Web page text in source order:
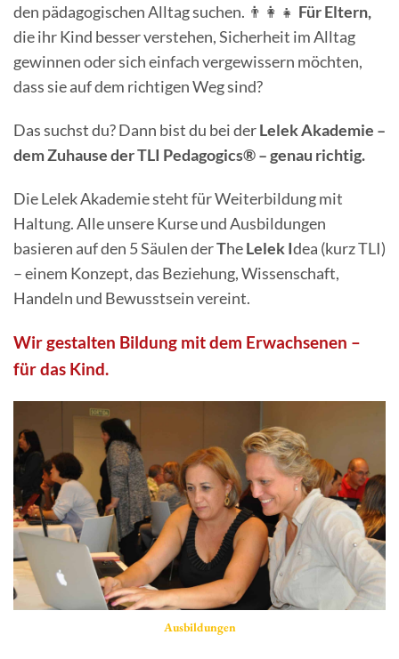
den pädagogischen Alltag suchen. 👨‍👩‍👧 Für Eltern,
dieihr Kind besser verstehen, Sicherheit im Alltag
gewinnen oder sich einfach vergewissern möchten,
dass sie auf dem richtigen Weg sind?
Das suchst du? Dann bist du bei derLelek Akademie –
dem Zuhause der TLI Pedagogics® – genau richtig.
Die Lelek Akademie steht für Weiterbildung mit
Haltung. Alle unsere Kurse und Ausbildungen
basieren auf den 5 Säulen derTheLelekIdea (kurz TLI)
– einem Konzept, das Beziehung, Wissenschaft,
Handeln und Bewusstsein vereint.
Wir gestalten Bildung mit dem Erwachsenen –
für das Kind.
Ausbildungen